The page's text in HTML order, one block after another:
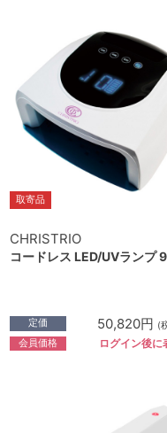
取寄品
CHRISTRIO
コードレス LED/UVランプ
定価 50,820円 (
会員価格 ログイン後に